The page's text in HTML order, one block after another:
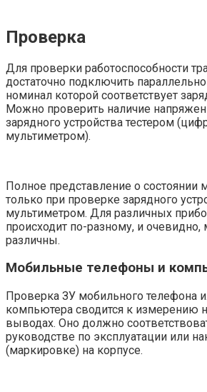
Проверка
Для проверки работоспособности
достаточно подключить
номинал которой соответствует
Можно проверить наличие
зарядного устройства тестером
мультиметром).
Полное представление о состоянии
только при проверке зарядного
мультиметром. Для различных
происходит по-разному, и
различны.
Мобильные телефоны и
Проверка ЗУ мобильного телефона
компьютера сводится к измерению
выводах. Оно должно
руководстве по эксплуатации или
(маркировке) на корпусе.